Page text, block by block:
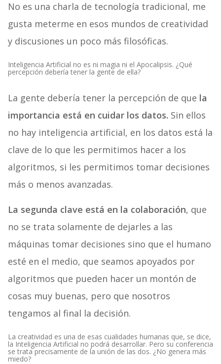
No es una charla de tecnología tradicional, me
gusta meterme en esos mundos de creatividad
y discusiones un poco más filosóficas.
Inteligencia Artificial no es ni magia ni el Apocalipsis. ¿Qué
percepción debería tener la gente de ella?
La gente debería tener la percepción de que la
importancia está en cuidar los datos. Sin ellos
no hay inteligencia artificial, en los datos está la
clave de lo que les permitimos hacer a los
algoritmos, si les permitimos tomar decisiones
más o menos avanzadas.
La segunda clave está en la colaboración, que
no se trata solamente de dejarles a las
máquinas tomar decisiones sino que el humano
esté en el medio, que seamos apoyados por
algoritmos que pueden hacer un montón de
cosas muy buenas, pero que nosotros
tengamos al final la decisión.
La creatividad es una de esas cualidades humanas que, se dice,
la Inteligencia Artificial no podrá desarrollar. Pero su conferencia
se trata precisamente de la unión de las dos. ¿No genera más
miedo?